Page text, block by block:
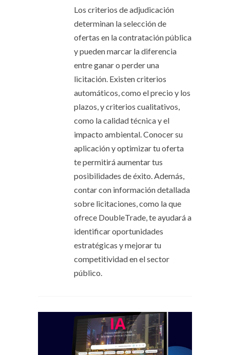
Los criterios de adjudicación
determinan la selección de
ofertas en la contratación pública
y pueden marcar la diferencia
entre ganar o perder una
licitación. Existen criterios
automáticos, como el precio y los
plazos, y criterios cualitativos,
como la calidad técnica y el
impacto ambiental. Conocer su
aplicación y optimizar tu oferta
te permitirá aumentar tus
posibilidades de éxito. Además,
contar con información detallada
sobre licitaciones, como la que
ofrece DoubleTrade, te ayudará a
identificar oportunidades
estratégicas y mejorar tu
competitividad en el sector
público.